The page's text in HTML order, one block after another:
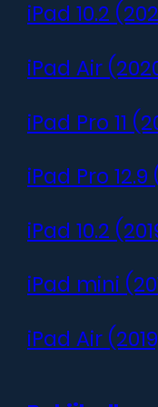
iPad 10.2
iPad Air
iPad Pro 11
iPad Pro
iPad 10.2
iPad mini
iPad Air
door